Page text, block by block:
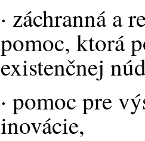
· záchranná a
pomoc, ktorá
existenčnej
· pomoc pre
inovácie,